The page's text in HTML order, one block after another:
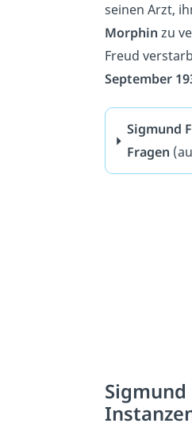
seinen Arzt,
Morphin zu
Freud
September
Sigmund
Fragen
Sigmund